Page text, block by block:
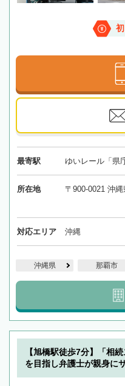
最寄駅 ゆいレール「県
所在地 〒900-0021 沖
対応エリア 沖縄
沖縄県 那覇市
【旭橋駅徒歩7分】「相
を目指し弁護士が親身に